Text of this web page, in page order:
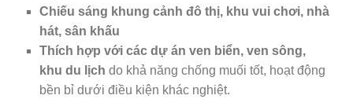
Chiếu sáng khung cảnh đô thị, khu vui chơi, nhà
hát, sân khấu
Thích hợp với các dự án ven biển, ven sông,
khu du lịch do khả năng chống muối tốt, hoạt động
bền bỉ dưới điều kiện khác nghiệt.